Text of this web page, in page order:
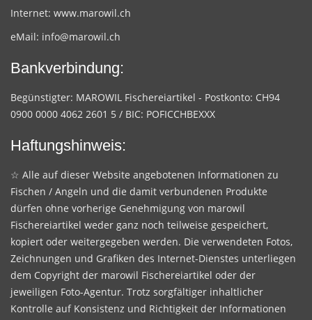
Internet: www.marowil.ch
eMail: info@marowil.ch
Bankverbindung:
Begünstigter: MAROWIL Fischereiartikel - Postkonto: CH94
0900 0000 4062 2601 5 / BIC: POFICCHBEXXX
Haftungshinweis:
☆ Alle auf dieser Website angebotenen Informationen zu
Fischen / Angeln und die damit verbundenen Produkte
dürfen ohne vorherige Genehmigung von marowil
Fischereiartikel weder ganz noch teilweise gespeichert,
kopiert oder weitergegeben werden. Die verwendeten Fotos,
Zeichnungen und Grafiken des Internet-Dienstes unterliegen
dem Copyright der marowil Fischereiartikel oder der
jeweiligen Foto-Agentur. Trotz sorgfältiger inhaltlicher
Kontrolle auf Konsistenz und Richtigkeit der Informationen